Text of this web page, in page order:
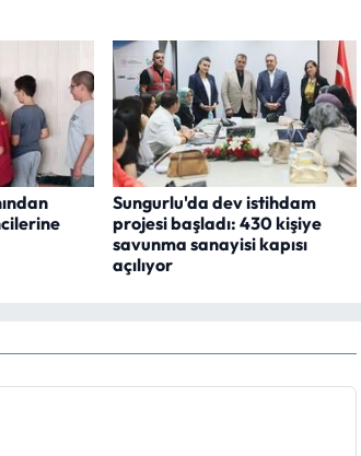
Sungurlu'da dev istihdam
projesi başladı: 430 kişiye
savunma sanayisi kapısı
açılıyor